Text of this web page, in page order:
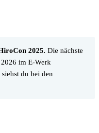
2025. Die nächste
im E-Werk
du bei den